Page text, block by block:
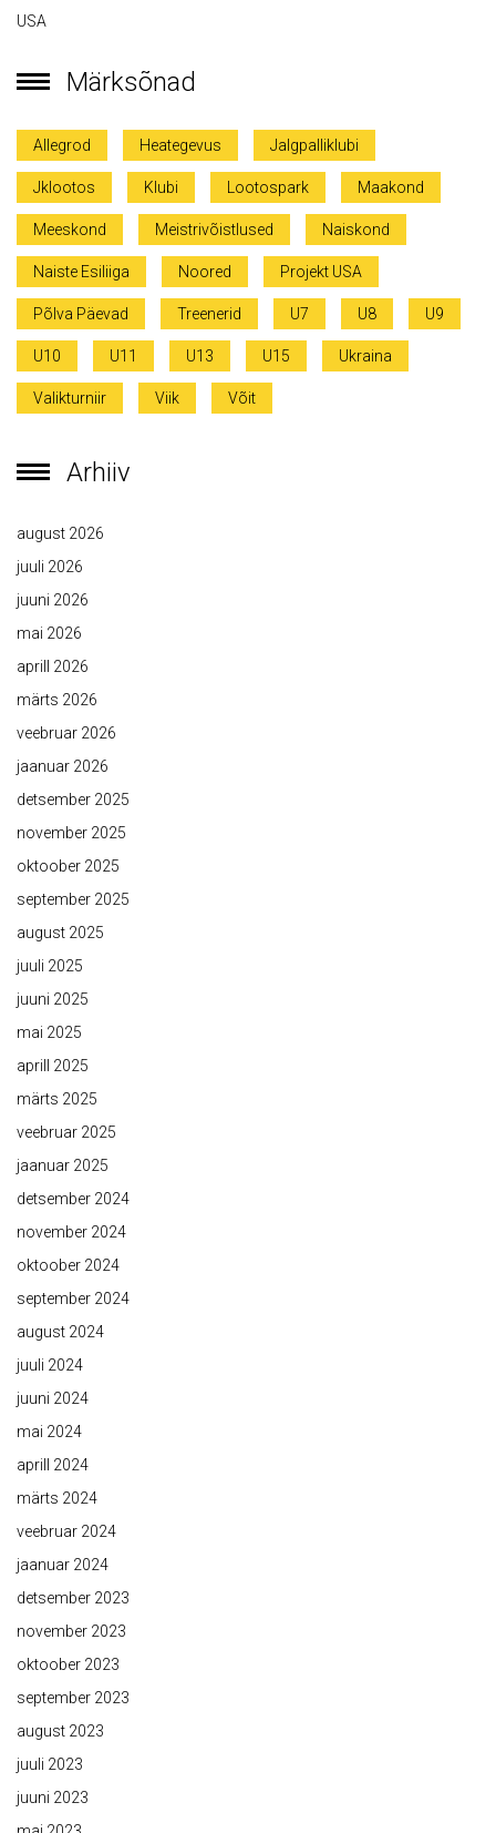
USA
Märksõnad
Allegrod Heategevus Jalgpalliklubi
Jklootos Klubi Lootospark Maakond
Meeskond Meistrivõistlused Naiskond
Naiste Esiliiga Noored Projekt USA
Põlva Päevad Treenerid U7 U8 U9
U10 U11 U13 U15 Ukraina
Valikturniir Viik Võit
Arhiiv
august 2026
juuli 2026
juuni 2026
mai 2026
aprill 2026
märts 2026
veebruar 2026
jaanuar 2026
detsember 2025
november 2025
oktoober 2025
september 2025
august 2025
juuli 2025
juuni 2025
mai 2025
aprill 2025
märts 2025
veebruar 2025
jaanuar 2025
detsember 2024
november 2024
oktoober 2024
september 2024
august 2024
juuli 2024
juuni 2024
mai 2024
aprill 2024
märts 2024
veebruar 2024
jaanuar 2024
detsember 2023
november 2023
oktoober 2023
september 2023
august 2023
juuli 2023
juuni 2023